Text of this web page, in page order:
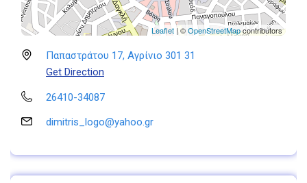
Leaflet | ©OpenStreetMapcontributors
Παπαστράτου 17, Αγρίνιο 301 31
Get Direction
26410-34087
dimitris_logo@yahoo.gr